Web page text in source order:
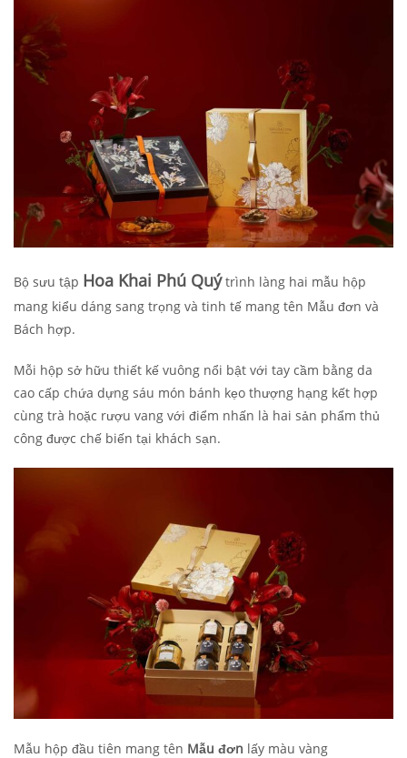
Bộ sưu tập Hoa Khai Phú Quýtrình làng hai mẫu hộp
mang kiểu dáng sang trọng và tinh tế mang tên Mẫu đơn và
Bách hợp.
Mỗi hộp sở hữu thiết kế vuông nổi bật với tay cầm bằng da
cao cấp chứa dựng sáu món bánh kẹo thượng hạng kết hợp
cùng trà hoặc rượu vang với điểm nhấn là hai sản phẩm thủ
công được chế biến tại khách sạn.
Mẫu hộp đầu tiên mang tên Mẫu đơn lấy màu vàng